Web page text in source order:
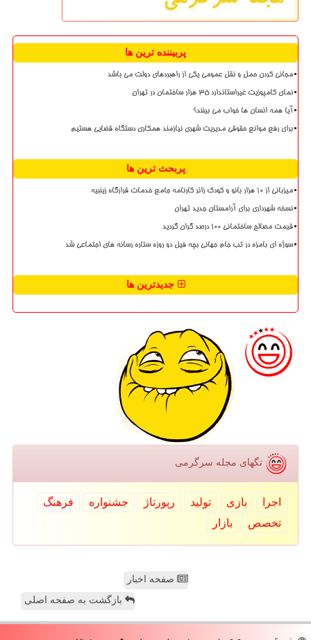
پربیننده ترین ها
مجانی کردن حمل و نقل عمومی یکی از راهبردهای دولت می باشد
نمای کامپوزیت غیراستاندارد ۳۵ هزار ساختمان در تهران
آیا همه انسان ها خواب می بینند؟
برای رفع موانع حقوقی مدیریت شهری نیازمند همکاری دستگاه قضایی هستیم
پربحث ترین ها
میزبانی از ۱۰ هزار بانو و کودک زائر کارنامه جامع خدمات قرارگاه زینبیه
نسخه شهرداری برای آرامستان جدید تهران
قیمت مصالح ساختمانی ۱۰۰ درصد گران گردید
سوژه ای بامزه در تب جام جهانی بچه فیل دو روزه ستاره رسانه های اجتماعی شد
جدیدترین ها
تگهای مجله سرگرمی
اجرا بازی تولید رپورتاژ جشنواره
فرهنگ
تخصص
بازار
صفحه اخبار
بازگشت به صفحه اصلی